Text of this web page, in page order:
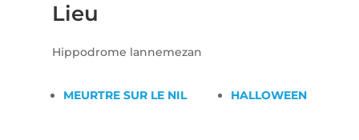
Lieu
Hippodrome lannemezan
MEURTRE SUR LE NIL HALLOWEEN